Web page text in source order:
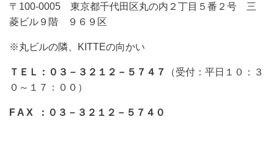
〒100-0005 東京都千代田区丸の内２丁目５番２号 三
菱ビル９階 ９６９区
※丸ビルの隣、KITTEの向かい
ＴＥＬ：０３－３２１２－５７４７
（受付：平日１０：３
０～１７：００）
F A X ：０３－３２１２－５７４０